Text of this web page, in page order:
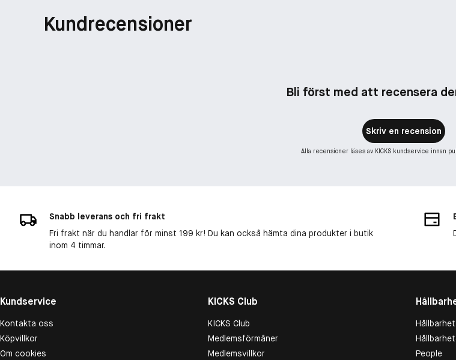
Kundrecensioner
Bli först med att recensera
Skriv en recension
Alla recensioner läses av KICKS kundservice innan
Snabb leverans och fri frakt
Fri frakt när du handlar för minst 199 kr! Du kan också hämta dina produkter i butik
inom 4 timmar.
Kundservice
Kontakta oss
Köpvillkor
Om cookies
KICKS Club
KICKS Club
Medlemsförmåner
Medlemsvillkor
Hållbarhet
People